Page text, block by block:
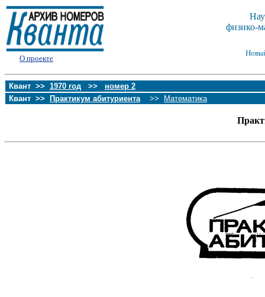
О проекте
физико-
Квант >> 1970 год >> номер 2
Квант >>
Практикум абитуриента >> Математика